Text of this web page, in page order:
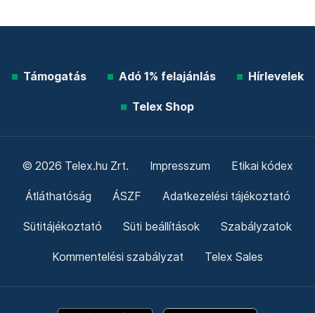
Támogatás Adó 1% felajánlás Hírlevelek
Telex Shop
© 2026 Telex.hu Zrt. Impresszum Etikai kódex
Átláthatóság ÁSZF Adatkezelési tájékoztató
Sütitájékoztató Süti beállítások Szabályzatok
Kommentelési szabályzat Telex Sales